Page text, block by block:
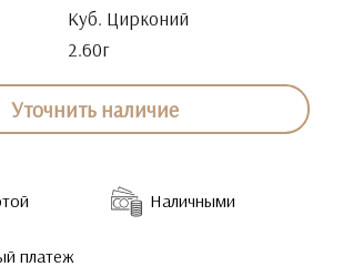
Куб. Цирконий
2.60г
Уточнить наличие
Наличными
платеж